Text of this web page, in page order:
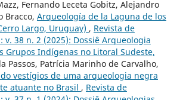
Fernando Leceta Gobitz, Alejandro
Bracco, Arqueología de la Laguna de los
Largo, Uruguay) , Revista de
v. 38 n. 2 (2025): Dossiê Arqueologia
Grupos Indígenas no Litoral Sudeste,
Passos, Patrícia Marinho de Carvalho,
vestígios de uma arqueologia negra
atuante no Brasil , Revista de